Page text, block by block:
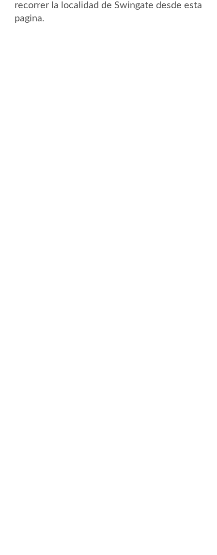
recorrer la localidad de Swingate desde esta
pagina.